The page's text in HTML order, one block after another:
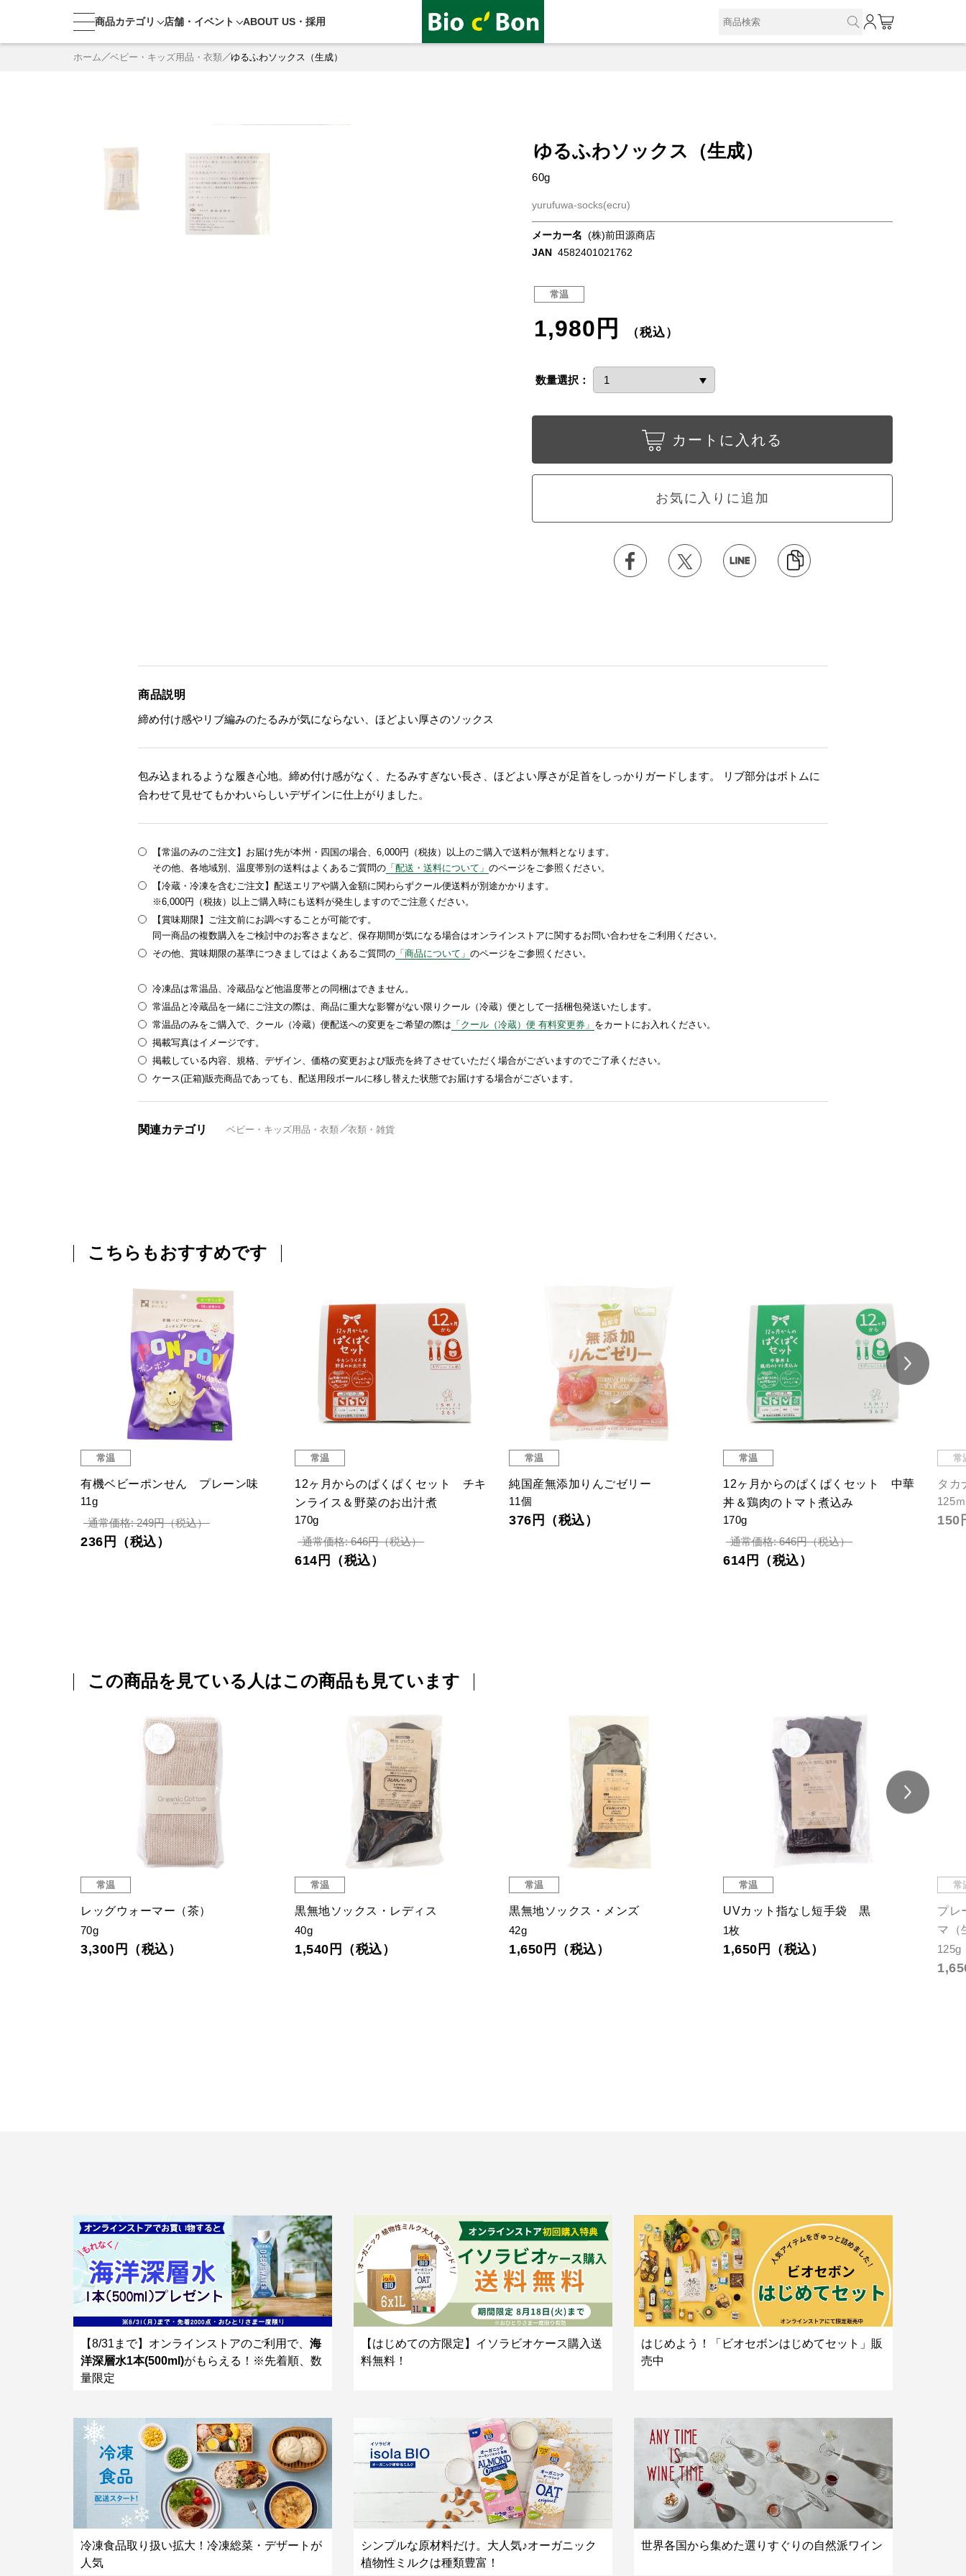
商品カテゴリ 店舗・ イベント ABOUT US・ 採用
ホーム ベビー・キッズ用品・衣類 ゆるふわソックス（生成）
ゆるふわソックス（生成）
60g
yurufuwa-socks(ecru)
メーカー名 (株)前田源商店
JAN 4582401021762
常温
1,980円 （税込）
数量選択：
カートに入れる
お気に入りに追加
商品説明
締め付け感やリブ編みのたるみが気にならない、ほどよい厚さのソックス
包み込まれるような履き心地。締め付け感がなく、たるみすぎない長さ、ほどよい厚さが足首をしっかりガードします。 リブ部分はボトムに
合わせて見せてもかわいらしいデザインに仕上がりました。
【常温のみのご注文】お届け先が本州・四国の場合、6,000円（税抜）以上のご購入で送料が無料となります。
その他、各地域別、温度帯別の送料はよくあるご質問の 「配送・送料について」 のページをご参照ください。
【冷蔵・冷凍を含むご注文】配送エリアや購入金額に関わらずクール便送料が別途かかります。
※6,000円（税抜）以上ご購入時にも送料が発生しますのでご注意ください。
【賞味期限】ご注文前にお調べすることが可能です。
同一商品の複数購入をご検討中のお客さまなど、保存期間が気になる場合はオンラインストアに関するお問い合わせをご利用ください。
その他、賞味期限の基準につきましてはよくあるご質問の 「商品について」 のページをご参照ください。
冷凍品は常温品、冷蔵品など他温度帯との同梱はできません。
常温品と冷蔵品を一緒にご注文の際は、商品に重大な影響がない限りクール（冷蔵）便として一括梱包発送いたします。
常温品のみをご購入で、クール（冷蔵）便配送への変更をご希望の際は 「クール（冷蔵）便 有料変更券」 をカートにお入れください。
掲載写真はイメージです。
掲載している内容、規格、デザイン、価格の変更および販売を終了させていただく場合がございますのでご了承ください。
ケース(正箱)販売商品であっても、配送用段ボールに移し替えた状態でお届けする場合がございます。
関連カテゴリ ベビー・キッズ用品・衣類 衣類・雑貨
こちらもおすすめです
常温
有機ベビーポンせん プレーン味
11g
通常価格: 249円（税込）
236円（税込）
常温
12ヶ月からのぱくぱくセット チキ
ンライス＆野菜のお出汁煮
170g
通常価格: 646円（税込）
614円（税込）
常温
純国産無添加りんごゼリー
11個
376円（税込）
常温
12ヶ月からのぱくぱくセット 中華
丼＆鶏肉のトマト煮込み
170g
通常価格: 646円（税込）
614円（税込）
常
タ
125
150
この商品を見ている人はこの商品も見ています
常温
レッグウォーマー（茶）
70g
3,300円（税込）
常温
黒無地ソックス・レディス
40g
1,540円（税込）
常温
黒無地ソックス・メンズ
42g
1,650円（税込）
常温
UVカット指なし短手袋 黒
1枚
1,650円（税込）
常
プレ
マ（
125g
【8/31まで】オンラインストアのご利用で、 海
洋深層水1本(500ml)がもらえる！※先着順、数
量限定
【はじめての方限定】イソラビオケース購入送
料無料！
はじめよう！「ビオセボンはじめてセット」販
売中
冷凍食品取り扱い拡大！冷凍総菜・デザートが
人気
シンプルな原材料だけ。大人気♪オーガニック
植物性ミルクは種類豊富！
世界各国から集めた選りすぐりの自然派ワイン